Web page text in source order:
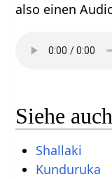
Siehe auch
Shallaki
Kunduruka